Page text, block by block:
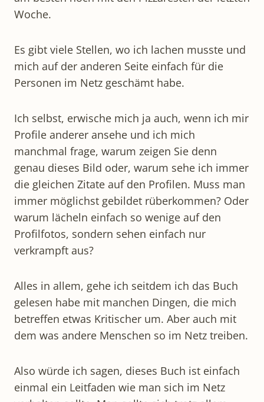
Woche.
Es gibt viele Stellen, wo ich lachen musste und
mich auf der anderen Seite einfach für die
Personen im Netz geschämt habe.
Ich selbst, erwische mich ja auch, wenn ich mir
Profile anderer ansehe und ich mich
manchmal frage, warum zeigen Sie denn
genau dieses Bild oder, warum sehe ich immer
die gleichen Zitate auf den Profilen. Muss man
immer möglichst gebildet rüberkommen? Oder
warum lächeln einfach so wenige auf den
Profilfotos, sondern sehen einfach nur
verkrampft aus?
Alles in allem, gehe ich seitdem ich das Buch
gelesen habe mit manchen Dingen, die mich
betreffen etwas Kritischer um. Aber auch mit
dem was andere Menschen so im Netz treiben.
Also würde ich sagen, dieses Buch ist einfach
einmal ein Leitfaden wie man sich im Netz